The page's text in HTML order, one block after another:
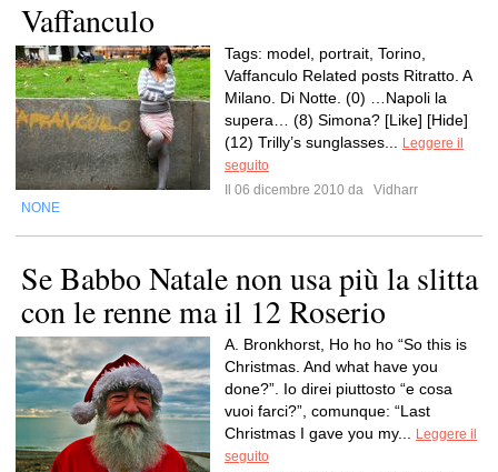
Vaffanculo
Tags: model, portrait, Torino,
Vaffanculo Related posts Ritratto. A
Milano. Di Notte. (0) …Napoli la
supera… (8) Simona? [Like] [Hide]
(12) Trilly’s sunglasses...
Leggere il
seguito
Il 06 dicembre 2010 da
Vidharr
NONE
Se Babbo Natale non usa più la slitta
con le renne ma il 12 Roserio
A. Bronkhorst, Ho ho ho “So this is
Christmas. And what have you
done?”. Io direi piuttosto “e cosa
vuoi farci?”, comunque: “Last
Christmas I gave you my...
Leggere il
seguito